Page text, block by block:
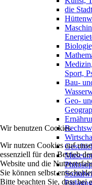
die
Sport,
Bau-
Geo-
Wir benutzen Cookies
Wir nutzen Cookies auf
essenziell für den Betrieb
Website und die
Sie können selbst
Bitte beachten Sie, dass